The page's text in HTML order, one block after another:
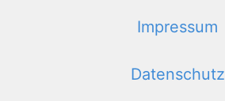
Impressum
Datenschutz